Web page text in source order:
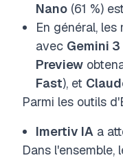
Nano (61 %)
En général,
avec Gemini
Preview
Fast), et
Parmi les outils
Imertiv IA a
Dans l'ensemble,